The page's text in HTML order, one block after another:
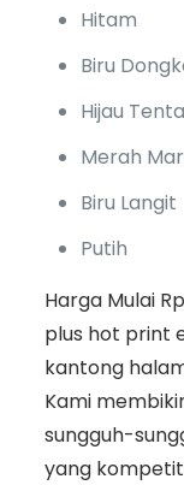
Hitam
Biru
Hijau
Merah
Biru Langit
Putih
Harga Mulai
plus hot print
kantong
Kami
sungguh-
yang